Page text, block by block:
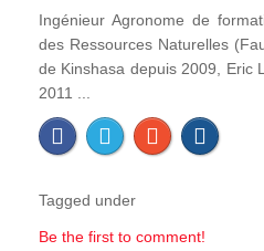
Ingénieur Agronome de
des Ressources Naturelles
de Kinshasa depuis 2009, Eric
2011 ...
Tagged under
Be the first to comment!